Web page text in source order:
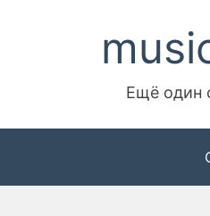
Ещё один